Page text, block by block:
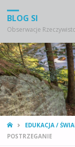
BLOG SI
Obserwacje
STRONA
GŁÓWNA
EDUKACJA /
POSTRZEGANIE